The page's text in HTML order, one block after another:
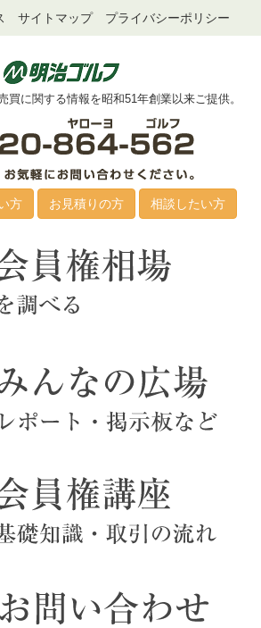
サイトマップ プライバシーポリシー
買に関する情報を昭和51年創業以来ご提供。
方 お見積りの方 相談したい方